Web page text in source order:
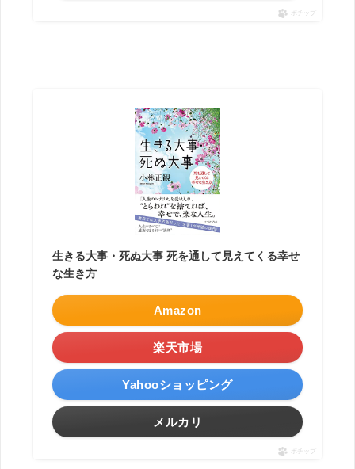
ポチップ
生きる大事・死ぬ大事 死を通して見えてくる幸せ
な生き方
Amazon
楽天市場
Yahooショッピング
メルカリ
ポチップ